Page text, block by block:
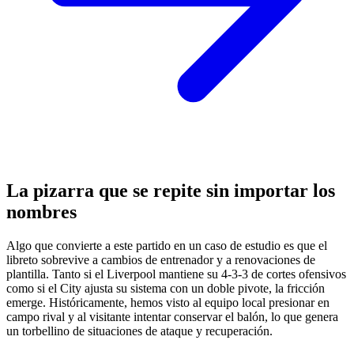
La pizarra que se repite sin importar los
nombres
Algo que convierte a este partido en un caso de estudio es que el
libreto sobrevive a cambios de entrenador y a renovaciones de
plantilla. Tanto si el Liverpool mantiene su 4-3-3 de cortes ofensivos
como si el City ajusta su sistema con un doble pivote, la fricción
emerge. Históricamente, hemos visto al equipo local presionar en
campo rival y al visitante intentar conservar el balón, lo que genera
un torbellino de situaciones de ataque y recuperación.